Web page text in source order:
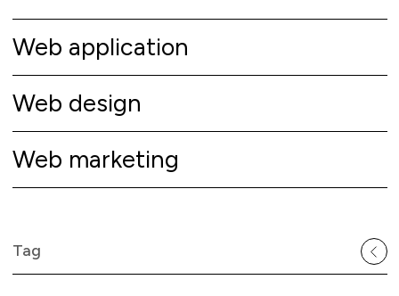
Web application
Web design
Web marketing
Tag